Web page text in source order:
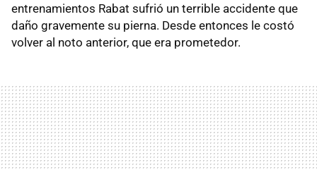
entrenamientos Rabat sufrió un terrible accidente que
daño gravemente su pierna. Desde entonces le costó
volver al noto anterior, que era prometedor.